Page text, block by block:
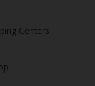
Centers